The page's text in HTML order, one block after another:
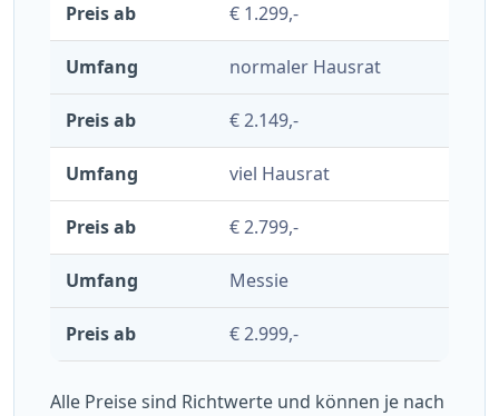
€ 1.299,-
normaler Hausrat
€ 2.149,-
viel Hausrat
€ 2.799,-
Messie
€ 2.999,-
Alle Preise sind Richtwerte und können je nach